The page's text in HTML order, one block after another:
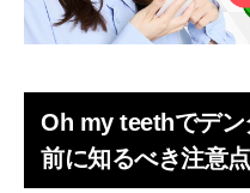
Oh my teethでデン
前に知るべき注意点